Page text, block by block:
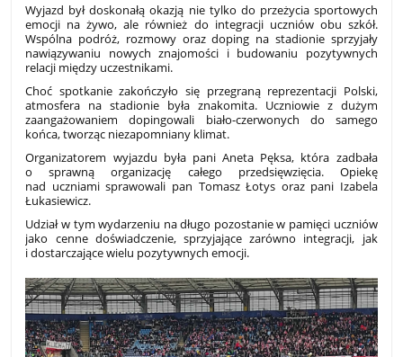
Wyjazd był doskonałą okazją nie tylko do przeżycia sportowych
emocji na żywo, ale również do integracji uczniów obu szkół.
Wspólna podróż, rozmowy oraz doping na stadionie sprzyjały
nawiązywaniu nowych znajomości i budowaniu pozytywnych
relacji między uczestnikami.
Choć spotkanie zakończyło się przegraną reprezentacji Polski,
atmosfera na stadionie była znakomita. Uczniowie z dużym
zaangażowaniem dopingowali biało-czerwonych do samego
końca, tworząc niezapomniany klimat.
Organizatorem wyjazdu była pani Aneta Pęksa, która zadbała
o sprawną organizację całego przedsięwzięcia. Opiekę
nad uczniami sprawowali pan Tomasz Łotys oraz pani Izabela
Łukasiewicz.
Udział w tym wydarzeniu na długo pozostanie w pamięci uczniów
jako cenne doświadczenie, sprzyjające zarówno integracji, jak
i dostarczające wielu pozytywnych emocji.